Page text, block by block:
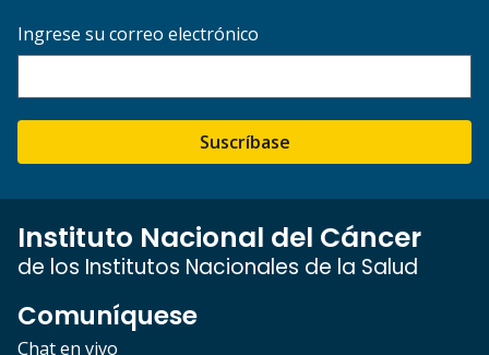
Ingrese su correo electrónico
Suscríbase
Instituto Nacional del Cáncer
de los Institutos Nacionales de la Salud
Comuníquese
Chat en vivo